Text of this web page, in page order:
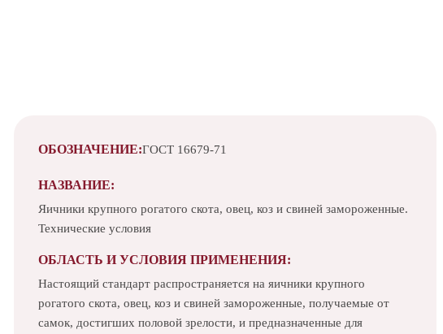
ОБОЗНАЧЕНИЕ:ГОСТ 16679-71
НАЗВАНИЕ:
Яичники крупного рогатого скота, овец, коз и свиней замороженные.
Технические условия
ОБЛАСТЬ И УСЛОВИЯ ПРИМЕНЕНИЯ:
Настоящий стандарт распространяется на яичники крупного
рогатого скота, овец, коз и свиней замороженные, получаемые от
самок, достигших половой зрелости, и предназначенные для